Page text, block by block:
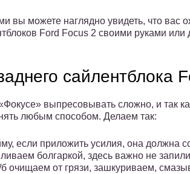
вы можете наглядно увидеть, что вас
Ford Focus 2 своими руками или
сайлентблока
выпресовывать сложно, и так
любым способом. Делаем так:
если приложить усилия, она должна
болгаркой, здесь важно не
очищаем от грязи, зашкуриваем,